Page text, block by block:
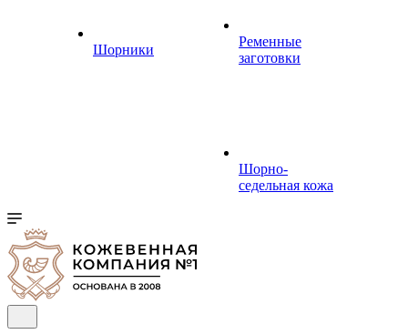
Шорники
Ременные
заготовки
Шорно-
седельная кожа